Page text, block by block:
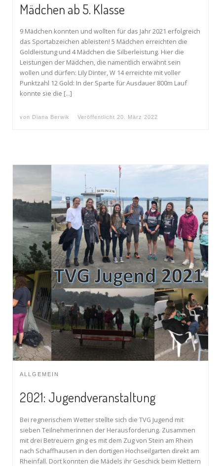
Mädchen ab 5. Klasse
9 Mädchen konnten und wollten für das Jahr 2021 erfolgreich
das Sportabzeichen ableisten! 5 Mädchen erreichten die
Goldleistung und 4 Mädchen die Silberleistung. Hier die
Leistungen der Mädchen, die namentlich erwähnt sein
wollen und dürfen: Lily Dinter, W 14 erreichte mit voller
Punktzahl 12 Gold: In der Sparte für Ausdauer 800m Lauf
konnte sie die […]
von Diana Berwik Veröffentlicht 20. März 2022
ALLGEMEIN
2021: Jugendveranstaltung
Bei regnerischem Wetter stellte sich die TVG Jugend mit
sieben Teilnehmerinnen der Herausforderung. Zusammen
mit drei Betreuern ging es mit dem Zug von Stein am Rhein
nach Schaffhausen in den dortigen Hochseilgarten direkt am
Rheinfall. Dort konnten die Mädels ihr Geschick beim Klettern